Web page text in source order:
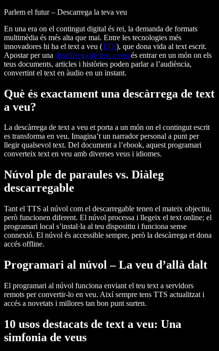
Parlem el futur – Descarrega la teva veu
En una era on el contingut digital és rei, la demanda de formats
multimèdia és més alta que mai. Entre les tecnologies més
innovadores hi ha el text a veu (TTS), que dona vida al text escrit.
Apostar per una descàrrega de text a veu és entrar en un món on els
teus documents, articles i històries poden parlar a l’audiència,
convertint el text en àudio en un instant.
Què és exactament una descàrrega de text
a veu?
La descàrrega de text a veu et porta a un món on el contingut escrit
es transforma en veu. Imagina’t un narrador personal a punt per
llegir qualsevol text. Del document a l’ebook, aquest programari
converteix text en veu amb diverses veus i idiomes.
Núvol ple de paraules vs. Diàleg
descarregable
Tant el TTS al núvol com el descarregable tenen el mateix objectiu,
però funcionen diferent. El núvol processa i llegeix el text online; el
programari local s’instal·la al teu dispositiu i funciona sense
connexió. El núvol és accessible sempre, però la descàrrega et dona
accés offline.
Programari al núvol – La veu d’allà dalt
El programari al núvol funciona enviant el teu text a servidors
remots per convertir-lo en veu. Així sempre tens TTS actualitzat i
accés a novetats i millores tan bon punt surten.
10 usos destacats de text a veu: Una
simfonia de veus